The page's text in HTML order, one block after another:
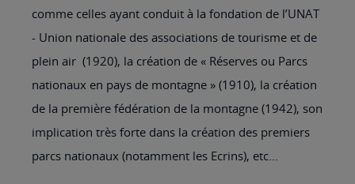
comme celles ayant conduit à la fondation de l’UNAT
- Union nationale des associations de tourisme et de
plein air (1920), la création de « Réserves ou Parcs
nationaux en pays de montagne » (1910), la création
de la première fédération de la montagne (1942), son
implication très forte dans la création des premiers
parcs nationaux (notamment les Ecrins), etc...